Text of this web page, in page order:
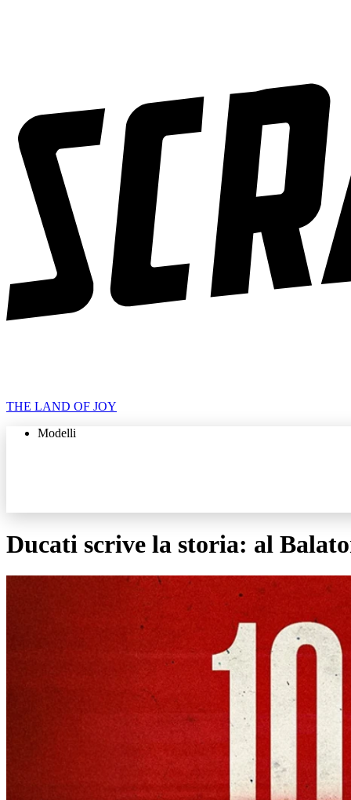
THE LAND OF JOY
Modelli
Ducati scrive la storia: al